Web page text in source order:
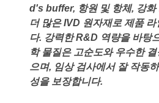
d's buffer, 항원 및 항체, 강화
더 많은 IVD 원자재로 제품
다. 강력한 R&D 역량을 바탕
학 물질은 고순도와 우수한
으며, 임상 검사에서 잘 작동
성을 보장합니다.